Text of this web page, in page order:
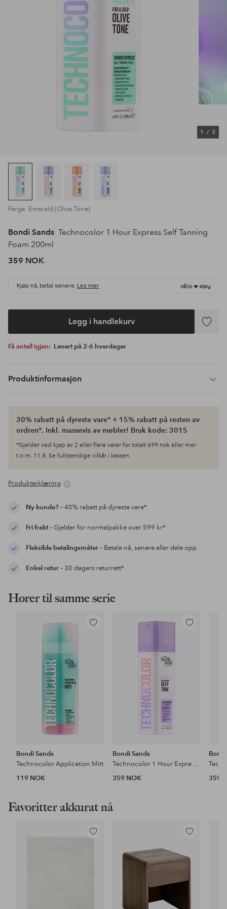
1 / 3
Farge: Emerald (Olive Tone)
Bondi Sands Technocolor 1 Hour Express Self Tanning
Foam 200ml
359 NOK
Kjøp nå, betal senere. Les mer
Legg i handlekurv
Legg
Få antall igjen: Levert på 2-6 hverdager
Produktinformasjon
30% rabatt på dyreste vare* + 15% rabatt på resten av
ordren*. Inkl. massevis av møbler! Bruk kode: 3015
*Gjelder ved kjøp av 2 eller flere varer for totalt 699 nok eller mer
t.o.m. 11.8. Se fullstendige vilkår i kassen.
Produkterklæring
Ny kunde?– 40% rabatt på dyreste vare*
Fri frakt– Gjelder for normalpakke over 599 kr*
Fleksible betalingsmåter– Betale nå, senere eller dele opp
Enkel retur– 30 dagers returrett*
Hører til samme serie
Legg
Bondi Sands
Technocolor Application Mitt
119 NOK
Legg
Bondi Sands
Technocolor 1 Hour Express Self Tanning Foam 200ml
359 NOK
359
Favoritter akkurat nå
Legg
Legg
favoritter